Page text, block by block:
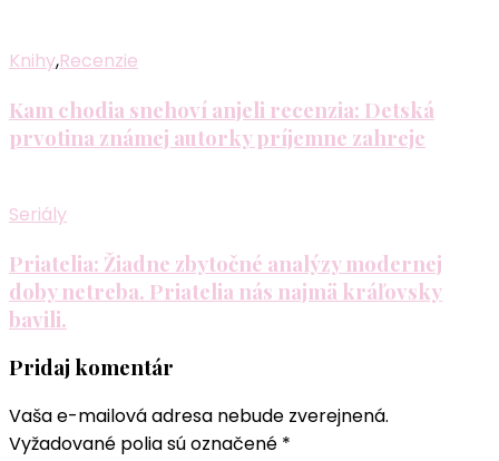
Knihy,Recenzie
Kam chodia snehoví anjeli recenzia: Detská
prvotina známej autorky príjemne zahreje
Seriály
Priatelia: Žiadne zbytočné analýzy modernej
doby netreba. Priatelia nás najmä kráľovsky
bavili.
Pridaj komentár
Vaša e-mailová adresa nebude zverejnená.
Vyžadované polia sú označené *